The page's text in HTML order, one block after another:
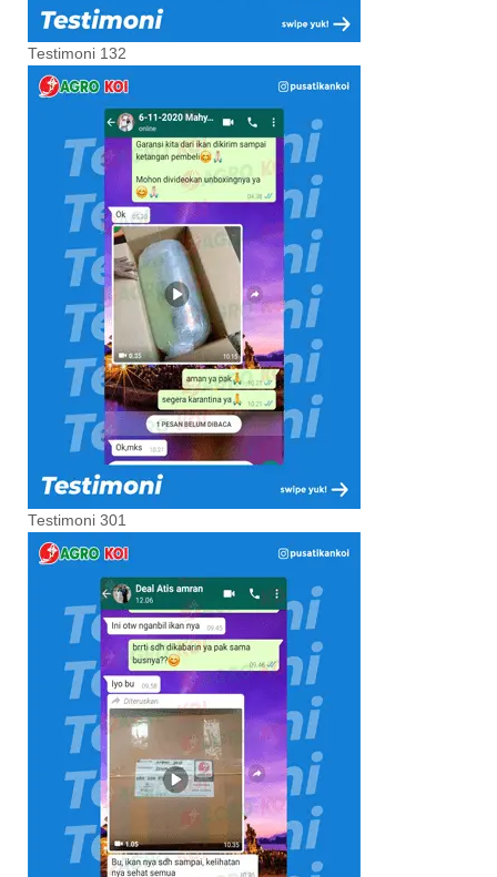
Testimoni 301
Testimoni 04